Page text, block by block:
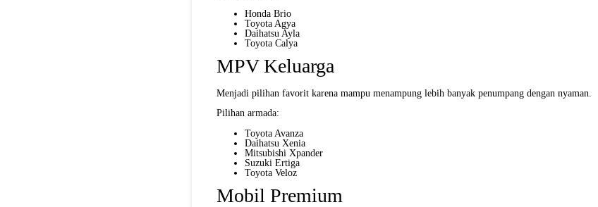
Honda Brio
Toyota Agya
Daihatsu Ayla
Toyota Calya
MPV Keluarga
Menjadi pilihan favorit karena mampu menampung lebih banyak penumpang dengan nyaman.
Pilihan armada:
Toyota Avanza
Daihatsu Xenia
Mitsubishi Xpander
Suzuki Ertiga
Toyota Veloz
Mobil Premium